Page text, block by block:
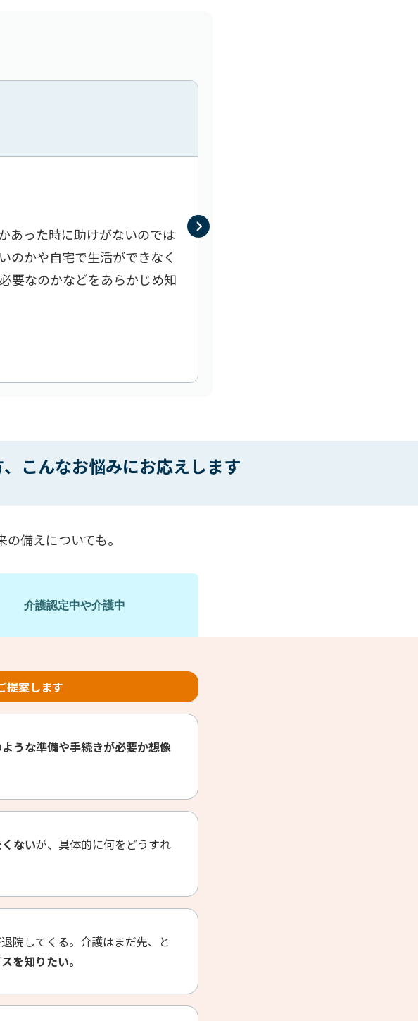
あった時に助けがないのでは
のかや自宅で生活ができなく
要なのかなどをあらかじめ知
こんなお悩みにお応えします
備えについても。
介護認定中や介護中
提案します
ような準備や手続きが必要か想像
ないが、具体的に何をどうすれ
院してくる。介護はまだ先、と
を知りたい。